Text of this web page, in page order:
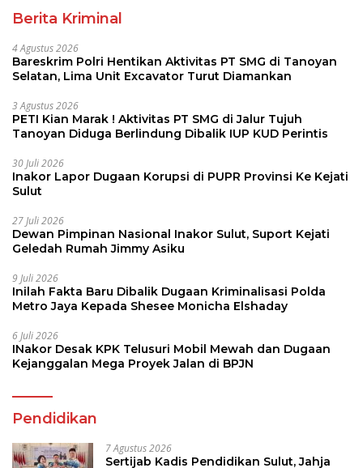
Berita Kriminal
4 Agustus 2026
Bareskrim Polri Hentikan Aktivitas PT SMG di Tanoyan
Selatan, Lima Unit Excavator Turut Diamankan
3 Agustus 2026
PETI Kian Marak ! Aktivitas PT SMG di Jalur Tujuh
Tanoyan Diduga Berlindung Dibalik IUP KUD Perintis
30 Juli 2026
Inakor Lapor Dugaan Korupsi di PUPR Provinsi Ke Kejati
Sulut
27 Juli 2026
Dewan Pimpinan Nasional Inakor Sulut, Suport Kejati
Geledah Rumah Jimmy Asiku
9 Juli 2026
Inilah Fakta Baru Dibalik Dugaan Kriminalisasi Polda
Metro Jaya Kepada Shesee Monicha Elshaday
6 Juli 2026
INakor Desak KPK Telusuri Mobil Mewah dan Dugaan
Kejanggalan Mega Proyek Jalan di BPJN
Pendidikan
7 Agustus 2026
Sertijab Kadis Pendidikan Sulut, Jahja